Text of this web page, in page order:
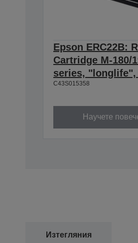
Epson ERC22B:
Cartridge M-180/
series, "longlife",
C43S015358
Научете
Изтегляния